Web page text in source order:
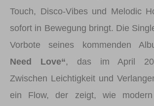
Touch, Disco-Vibes und Melodic
sofort in Bewegung bringt. Die
Vorbote seines kommenden
Need Love“, das im April
Zwischen Leichtigkeit und
ein Flow, der zeigt, wie modern